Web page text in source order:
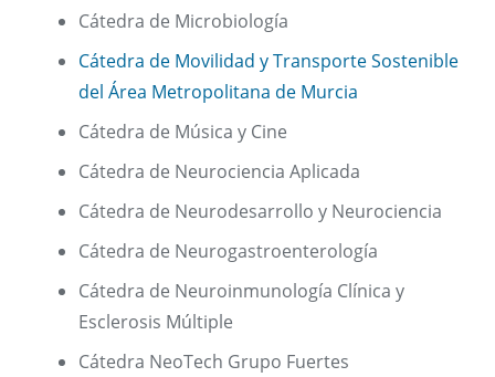
Cátedra de Microbiología
Cátedra de Movilidad y Transporte Sostenible
del Área Metropolitana de Murcia
Cátedra de Música y Cine
Cátedra de Neurociencia Aplicada
Cátedra de Neurodesarrollo y Neurociencia
Cátedra de Neurogastroenterología
Cátedra de Neuroinmunología Clínica y
Esclerosis Múltiple
Cátedra NeoTech Grupo Fuertes